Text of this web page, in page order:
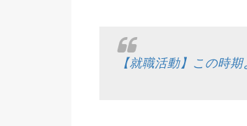
【就職活動】この時